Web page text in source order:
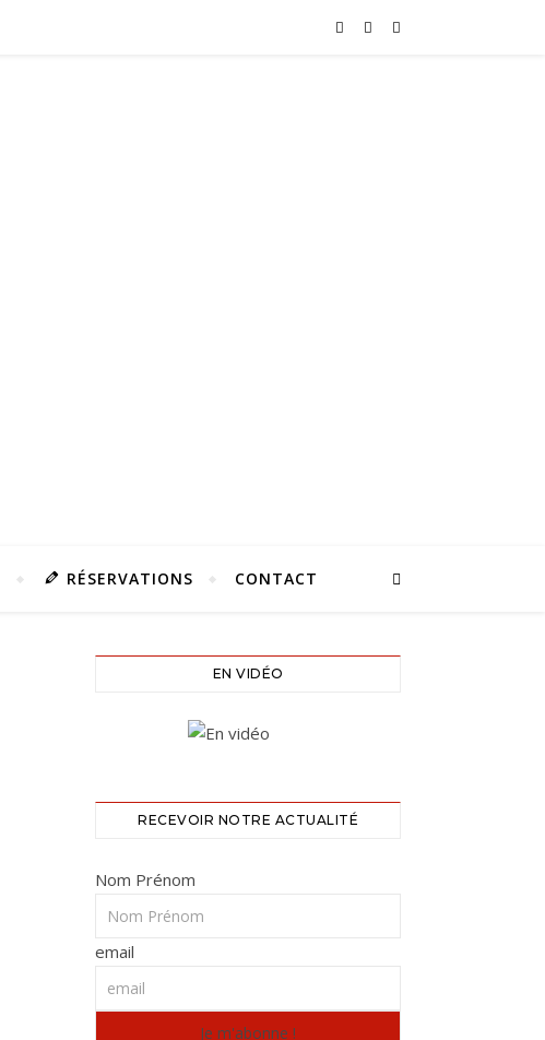
RÉSERVATIONS CONTACT
EN VIDÉO
RECEVOIR NOTRE ACTUALITÉ
Nom Prénom
email